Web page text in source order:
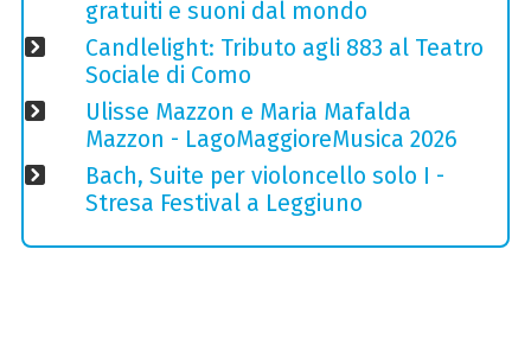
gratuiti e suoni dal mondo
Candlelight: Tributo agli 883 al Teatro
Sociale di Como
Ulisse Mazzon e Maria Mafalda
Mazzon - LagoMaggioreMusica 2026
Bach, Suite per violoncello solo I -
Stresa Festival a Leggiuno